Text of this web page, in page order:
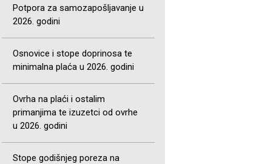
Potpora za samozapošljavanje u
2026. godini
Osnovice i stope doprinosa te
minimalna plaća u 2026. godini
Ovrha na plaći i ostalim
primanjima te izuzetci od ovrhe
u 2026. godini
Stope godišnjeg poreza na